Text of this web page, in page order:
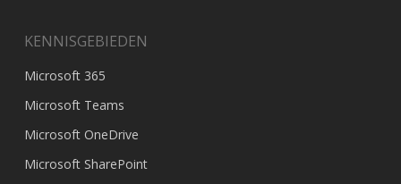
KENNISGEBIEDEN
Microsoft 365
Microsoft Teams
Microsoft OneDrive
Microsoft SharePoint